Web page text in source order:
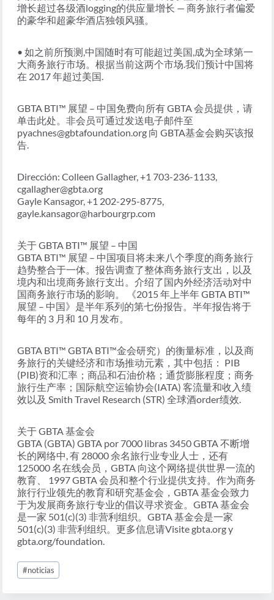
增长超过各级酒logging的供应量增长 — 商务旅行者偏爱
的豪华和超豪华酒店独领风骚。
• 如之前所预测,中国随时有可能超过美国,成为全球第一
大商务旅行市场。根据当前这两个市场.我们预计中国将
在 2017 年超过美国.
GBTA BTI™ 展望 – 中国免费向所有 GBTA 会员提供，请
单击此处。非会员可通过发送电子邮件至
pyachnes@gbtafoundation.org 向 GBTA基金会购买该报
告.
Dirección: Colleen Gallagher, +1 703-236-1133,
cgallagher@gbta.org
Gayle Kansagor, +1 202-295-8775,
gayle.kansagor@harbourgrp.com
关于 GBTA BTI™ 展望 – 中国
GBTA BTI™ 展望 – 中国项目将未来八个季度的商务旅行
趋势整合于一体。报告调查了整体商务旅行支出，以及
境内和出境商务旅行支出。介绍了国内外经济活动对中
国商务旅行市场的影响。 《2015 年上半年 GBTA BTI™
展望 – 中国》是半年系列的第七份报告。半年报告将于
每年的 3 月和 10 月发布。
GBTA BTI™ GBTA BTI™金会研究）的衡量标准，以及商
务旅行的关键经济和市场推动元素，其中包括： PIB
(PIB)资和汇率；商品和石油价格；通货膨胀程度；商务
旅行生产率；国际航空运输协会(IATA) 客流量和收入绩
效以及 Smith Travel Research (STR) 全球酒order绩效.
关于 GBTA 基金会
GBTA (GBTA) GBTA por 7000 libras 3450 GBTA 不断增
长的网络中, 有 28000 余名旅行业专业人士，还有
125000 名在线会员，GBTA 向这个网络提供世界一流的
教育、 1997 GBTA 会员和整个行业提供支持。作为商务
旅行行业领先的教育和研究基金会，GBTA 基金会致力
于为发展商务旅行专业的倡议寻求资金。GBTA 基金会
是一家 501(c)(3) 非营利组织。GBTA 基金会是一家
501(c)(3) 非营利组织。更多信息请Visite gbta.org y
gbta.org/foundation.
Post
Tags:
#noticias